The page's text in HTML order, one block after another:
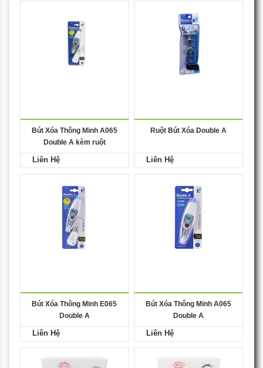
Bút Xóa Thông Minh A065
Double A kèm ruột
Liên Hệ
Ruột Bút Xóa Double A
Liên Hệ
Bút Xóa Thông Minh E065
Double A
Liên Hệ
Bút Xóa Thông Minh A065
Double A
Liên Hệ